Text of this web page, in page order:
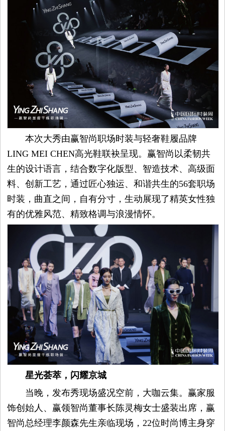
用
生
活
乐
视
时
本次大秀由赢智尚职场时装与轻奢鞋履品牌
LING MEI CHEN高光鞋联袂呈现。赢智尚以柔韧共
生的设计语言，结合数字化版型、智造技术、高级面
料、创新工艺，通过匠心独运、和谐共生的56套职场
时装，曲直之间，自有分寸，生动展现了精英女性独
有的优雅风范、精致格调与浪漫情怀。
星光荟萃，闪耀京城
当晚，发布秀现场盛况空前，大咖云集。赢家服
饰创始人、赢领智尚董事长陈灵梅女士盛装出席，赢
智尚总经理李颜森先生亲临现场，22位时尚博主身穿